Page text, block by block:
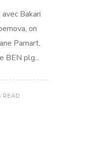
Bakari
on
Pamart,
BEN plg...
READ